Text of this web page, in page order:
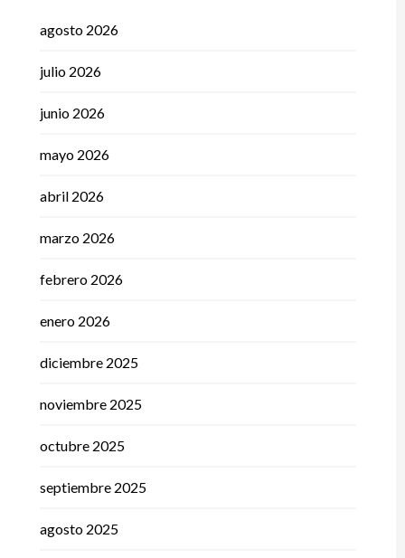
agosto 2026
julio 2026
junio 2026
mayo 2026
abril 2026
marzo 2026
febrero 2026
enero 2026
diciembre 2025
noviembre 2025
octubre 2025
septiembre 2025
agosto 2025